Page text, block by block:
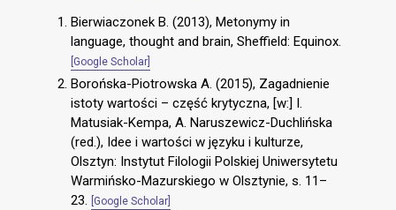
Bierwiaczonek B. (2013), Metonymy in
language, thought and brain, Sheffield: Equinox.
[Google Scholar]
Borońska-Piotrowska A. (2015), Zagadnienie
istoty wartości – część krytyczna, [w:] I.
Matusiak-Kempa, A. Naruszewicz-Duchlińska
(red.), Idee i wartości w języku i kulturze,
Olsztyn: Instytut Filologii Polskiej Uniwersytetu
Warmińsko-Mazurskiego w Olsztynie, s. 11–
23.
[Google Scholar]